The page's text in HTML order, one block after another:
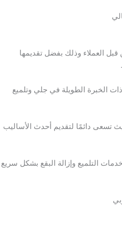
العملاء وذلك بفضل تقديمها
الخبرة الطويلة في جلي وتلميع
تسعى دائمًا لتقديم أحدث الأساليب
التلميع وإزالة البقع بشكل سريع